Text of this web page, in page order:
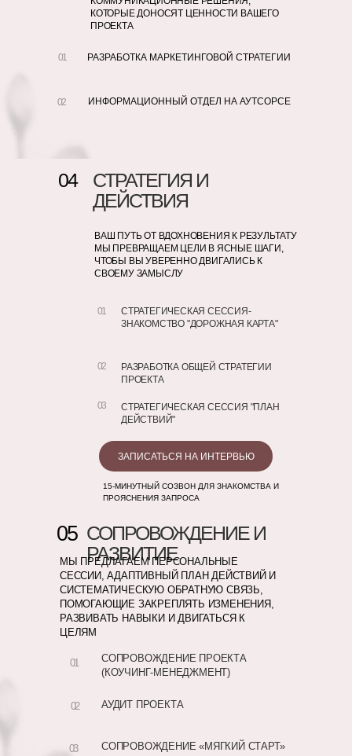
02
КОТОРЫЕ ДОНОСЯТ ЦЕННОСТИ ВАШЕГО
ПРОЕКТА
РАЗРАБОТКА МАРКЕТИНГОВОЙ СТРАТЕГИИ
ИНФОРМАЦИОННЫЙ ОТДЕЛ НА АУТСОРСЕ
01
15-МИНУТНЫЙ СОЗВОН ДЛЯ ЗНАКОМСТВА И
ПРОЯСНЕНИЯ ЗАПРОСА
ЗАПИСАТЬСЯ НА ИНТЕРВЬЮ
СТРАТЕГИЯ И
ДЕЙСТВИЯ
04
02
01
03
СТРАТЕГИЧЕСКАЯ СЕССИЯ-
ЗНАКОМСТВО "ДОРОЖНАЯ КАРТА"
РАЗРАБОТКА ОБЩЕЙ СТРАТЕГИИ
ПРОЕКТА
СТРАТЕГИЧЕСКАЯ СЕССИЯ "ПЛАН
ДЕЙСТВИЙ"
ВАШ ПУТЬ ОТ ВДОХНОВЕНИЯ К РЕЗУЛЬТАТУ
МЫ ПРЕВРАЩАЕМ ЦЕЛИ В ЯСНЫЕ ШАГИ,
ЧТОБЫ ВЫ УВЕРЕННО ДВИГАЛИСЬ К
СВОЕМУ ЗАМЫСЛУ
СОПРОВОЖДЕНИЕ И
РАЗВИТИЕ
05
01
02
03
СОПРОВОЖДЕНИЕ ПРОЕКТА
(КОУЧИНГ-МЕНЕДЖМЕНТ)
АУДИТ ПРОЕКТА
СОПРОВОЖДЕНИЕ «МЯГКИЙ СТАРТ»
МЫ ПРЕДЛАГАЕМ ПЕРСОНАЛЬНЫЕ
СЕССИИ, АДАПТИВНЫЙ ПЛАН ДЕЙСТВИЙ И
СИСТЕМАТИЧЕСКУЮ ОБРАТНУЮ СВЯЗЬ,
ПОМОГАЮЩИЕ ЗАКРЕПЛЯТЬ ИЗМЕНЕНИЯ,
РАЗВИВАТЬ НАВЫКИ И ДВИГАТЬСЯ К
ЦЕЛЯМ